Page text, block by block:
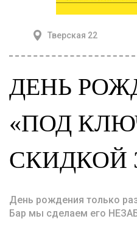
Тверская 22
ДЕНЬ
«ПОД
СКИДКОЙ
День рождения только
Бар мы сделаем его